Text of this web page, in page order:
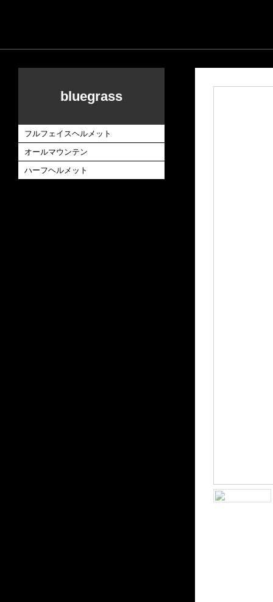
bluegrass
フルフェイスヘルメット
オールマウンテン
ハーフヘルメット